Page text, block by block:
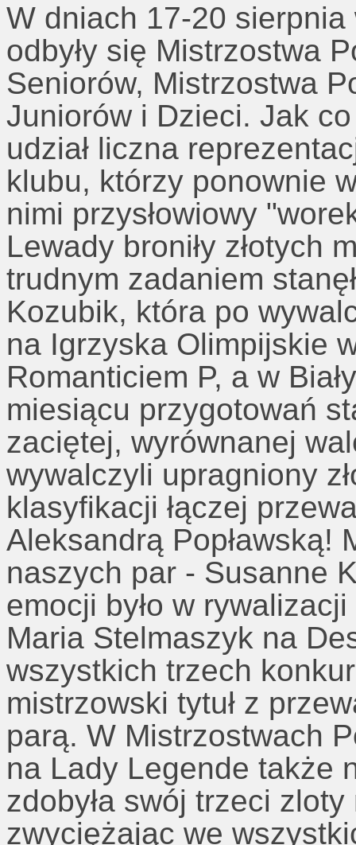
W dniach 17-20 sierpnia
odbyły się Mistrzostwa
Seniorów, Mistrzostwa
Juniorów i Dzieci. Jak
udział liczna
klubu, którzy ponownie
nimi przysłowiowy
Lewady broniły złotych
trudnym zadaniem
Kozubik, która po
na Igrzyska Olimpijskie
Romanticiem P, a w
miesiącu przygotowań
zaciętej, wyrównanej
wywalczyli upragniony
klasyfikacji łączej
Aleksandrą Popławską!
naszych par - Susanne
emocji było w
Maria Stelmaszyk na
wszystkich trzech
mistrzowski tytuł z
parą. W Mistrzostwach
na Lady Legende także
zdobyła swój trzeci
zwyciężając we